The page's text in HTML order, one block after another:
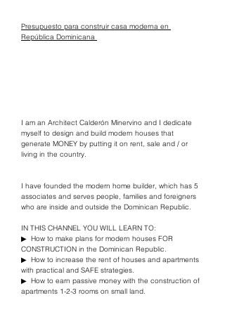
Presupuesto para construir casa moderna en
República Dominicana
I am an Architect Calderón Minervino and I dedicate
myself to design and build modern houses that
generate MONEY by putting it on rent, sale and / or
living in the country.
I have founded the modern home builder, which has 5
associates and serves people, families and foreigners
who are inside and outside the Dominican Republic.
IN THIS CHANNEL YOU WILL LEARN TO:
▶ ️ How to make plans for modern houses FOR
CONSTRUCTION in the Dominican Republic.
▶ ️ How to increase the rent of houses and apartments
with practical and SAFE strategies.
▶ ️ How to earn passive money with the construction of
apartments 1-2-3 rooms on small land.